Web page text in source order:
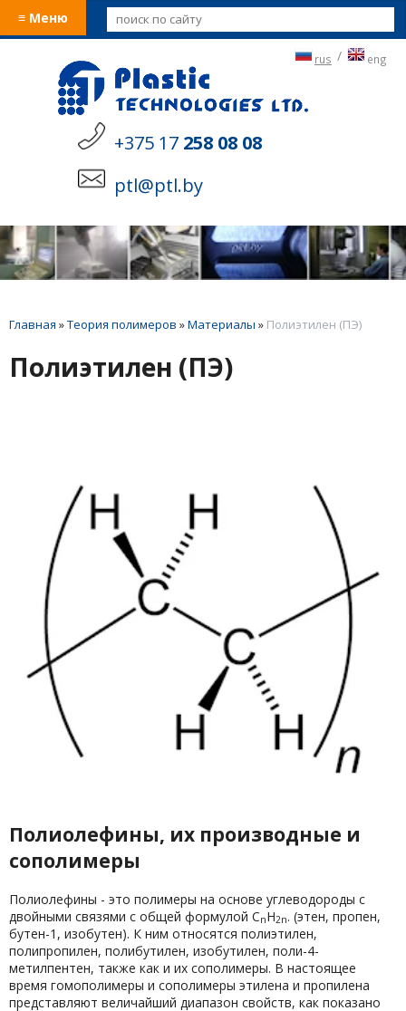
≡ Меню
rus / eng
+375 17 258 08 08
ptl@ptl.by
Главная »Теория полимеров »Материалы » Полиэтилен (ПЭ)
Полиэтилен (ПЭ)
Полиолефины, их производные и
сополимеры
Полиолефины - это полимеры на основе углеводороды с
двойными связями с общей формулой CnH2n. (этен, пропен,
бутен-1, изобутен). К ним относятся полиэтилен,
полипропилен, полибутилен, изобутилен, поли-4-
метилпентен, также как и их сополимеры. В настоящее
время гомополимеры и сополимеры этилена и пропилена
представляют величайший диапазон свойств, как показано